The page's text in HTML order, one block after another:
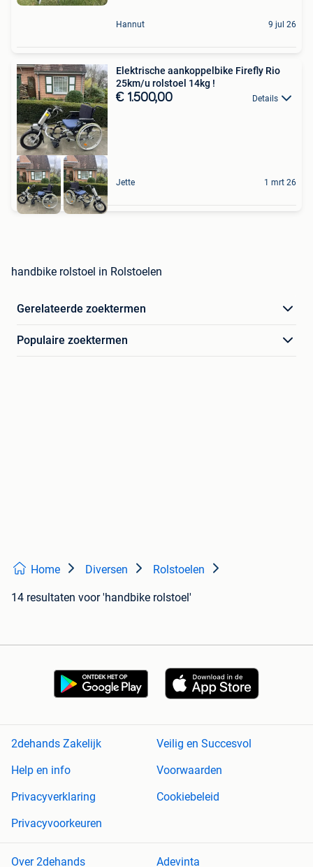
Hannut 9 jul 26
Elektrische aankoppelbike Firefly Rio
25km/u rolstoel 14kg !
€ 1.500,00 Details
Jette 1 mrt 26
handbike rolstoel in Rolstoelen
Gerelateerde zoektermen
Populaire zoektermen
Home Diversen Rolstoelen
14 resultaten voor 'handbike rolstoel'
2dehands Zakelijk
Veilig en Succesvol
Help en info
Voorwaarden
Privacyverklaring
Cookiebeleid
Privacyvoorkeuren
Over 2dehands Adevinta